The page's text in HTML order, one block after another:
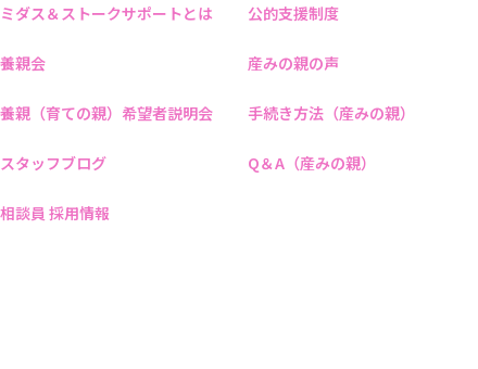
ミダス＆ストークサポートとは
養親会
養親（育ての親）希望者説明会
スタッフブログ
相談員 採用情報
公的支援制度
産みの親の声
手続き方法（産みの親）
Q＆A（産みの親）